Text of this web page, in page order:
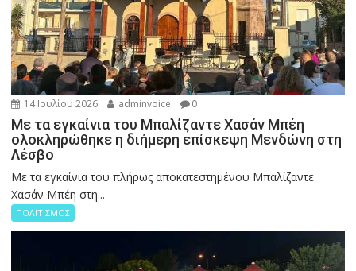
14 Ιουλίου 2026 adminvoice 0
Με τα εγκαίνια του Μπαλίζαντε Χασάν Μπέη
ολοκληρώθηκε η διήμερη επίσκεψη Μενδώνη στη
Λέσβο
Με τα εγκαίνια του πλήρως αποκατεστημένου Μπαλίζαντε
Χασάν Μπέη στη...
ΠΟΛΙΤΙΣΜΟΣ